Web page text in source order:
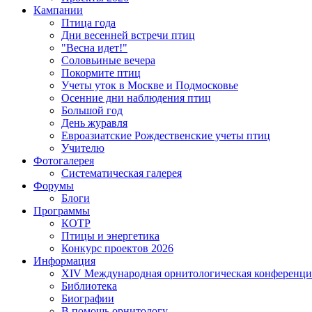
Кампании
Птица года
Дни весенней встречи птиц
"Весна идет!"
Соловьиные вечера
Покормите птиц
Учеты уток в Москве и Подмосковье
Осенние дни наблюдения птиц
Большой год
День журавля
Евроазиатские Рождественские учеты птиц
Учителю
Фотогалерея
Систематическая галерея
Форумы
Блоги
Программы
КОТР
Птицы и энергетика
Конкурс проектов 2026
Информация
XIV Международная орнитологическая
Библиотека
Биографии